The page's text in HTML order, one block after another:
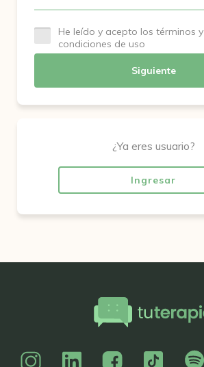
He leído y acepto los términos y
condiciones de uso
Siguiente
¿Ya eres usuario?
Ingresar